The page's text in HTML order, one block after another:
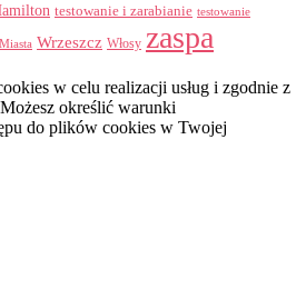
testowanie i zarabianie testowanie
Wrzeszcz Włosy zaspa
w celu realizacji usług i zgodnie z
określić warunki
do plików cookies w Twojej